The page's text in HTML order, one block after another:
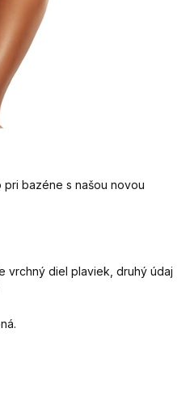
bazéne s našou novou
vrchný diel plaviek, druhý údaj